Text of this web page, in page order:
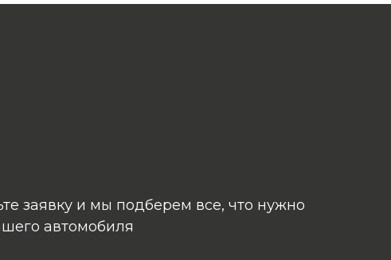
заявку и мы подберем все, что нужно
автомобиля